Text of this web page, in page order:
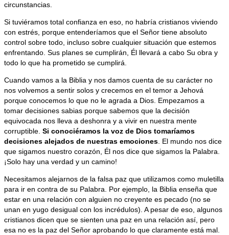
circunstancias.
Si tuviéramos total confianza en eso, no habría cristianos viviendo
con estrés, porque entenderíamos que el Señor tiene absoluto
control sobre todo, incluso sobre cualquier situación que estemos
enfrentando. Sus planes se cumplirán, Él llevará a cabo Su obra y
todo lo que ha prometido se cumplirá.
Cuando vamos a la Biblia y nos damos cuenta de su carácter no
nos volvemos a sentir solos y crecemos en el temor a Jehová
porque conocemos lo que no le agrada a Dios. Empezamos a
tomar decisiones sabias porque sabemos que la decisión
equivocada nos lleva a deshonra y a vivir en nuestra mente
corruptible. Si conociéramos la voz de Dios tomaríamos
decisiones alejados de nuestras emociones. El mundo nos dice
que sigamos nuestro corazón, Él nos dice que sigamos la Palabra.
¡Solo hay una verdad y un camino!
Necesitamos alejarnos de la falsa paz que utilizamos como muletilla
para ir en contra de su Palabra. Por ejemplo, la Biblia enseña que
estar en una relación con alguien no creyente es pecado (no se
unan en yugo desigual con los incrédulos). A pesar de eso, algunos
cristianos dicen que se sienten una paz en una relación así, pero
esa no es la paz del Señor aprobando lo que claramente está mal.